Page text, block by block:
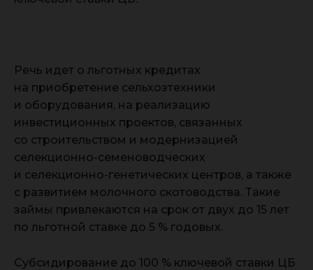
Речь идет о льготных кредитах
на приобретение сельхозтехники
и оборудования, на реализацию
инвестиционных проектов, связанных
со строительством и модернизацией
селекционно-семеноводческих
и селекционно-генетических центров, а также
с развитием молочного скотоводства. Такие
займы привлекаются на срок от двух до 15 лет
по льготной ставке до 5 % годовых.
Субсидирование до 100 % ключевой ставки ЦБ